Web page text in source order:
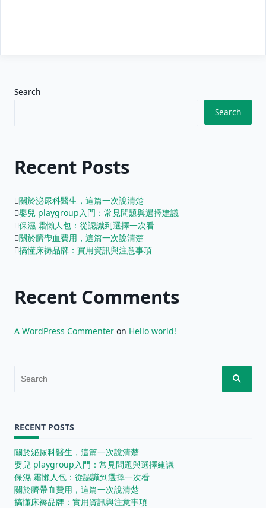
Search
Search
Recent Posts
關於泌尿科醫生，這篇一次說清楚
嬰兒 playgroup入門：常見問題與選擇建議
保濕 霜懶人包：從認識到選擇一次看
關於臍帶血費用，這篇一次說清楚
搞懂床褥品牌：實用資訊與注意事項
Recent Comments
A WordPress Commenter on Hello world!
Search
RECENT POSTS
關於泌尿科醫生，這篇一次說清楚
嬰兒 playgroup入門：常見問題與選擇建議
保濕 霜懶人包：從認識到選擇一次看
關於臍帶血費用，這篇一次說清楚
搞懂床褥品牌：實用資訊與注意事項